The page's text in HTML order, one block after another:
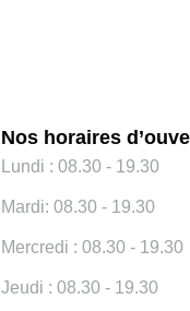
Nos horaires
Lundi : 08.30 - 19.30
Mardi: 08.30 - 19.30
Mercredi : 08.30 - 19.30
Jeudi : 08.30 - 19.30